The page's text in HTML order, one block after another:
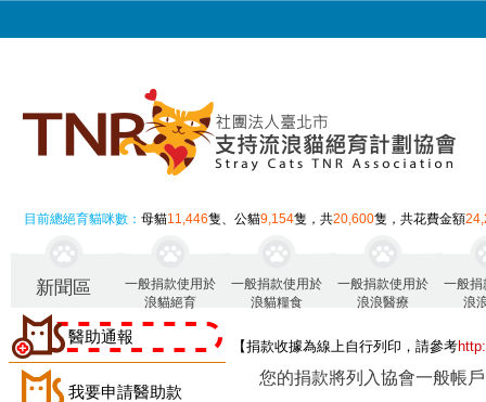
目前總絕育貓咪數：母貓11,446隻、公貓9,154隻，共20,600隻，共花費金額
新聞區
一般捐款使用於
浪貓絕育
一般捐款使用於
浪貓糧食
一般捐款使用於
浪浪醫療
一般捐
浪
醫助通報
我要申請醫助款
【捐款收據為線上自行列印，請參考
您的捐款將列入協會一般帳